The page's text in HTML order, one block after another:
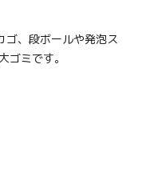
ゴ、段ボールや発泡ス
ゴミです。